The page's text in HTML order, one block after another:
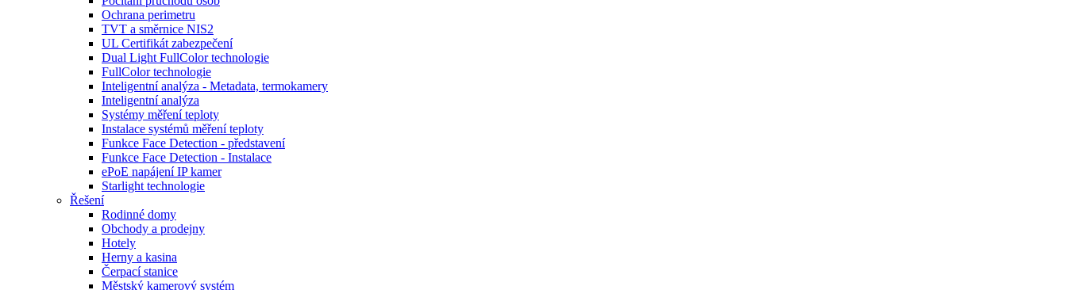
Ochrana perimetru
TVT a směrnice NIS2
UL Certifikát zabezpečení
Dual Light FullColor technologie
FullColor technologie
Inteligentní analýza - Metadata, termokamery
Inteligentní analýza
Systémy měření teploty
Instalace systémů měření teploty
Funkce Face Detection - představení
Funkce Face Detection - Instalace
ePoE napájení IP kamer
Starlight technologie
Řešení
Rodinné domy
Obchody a prodejny
Hotely
Herny a kasina
Čerpací stanice
Městský kamerový systém